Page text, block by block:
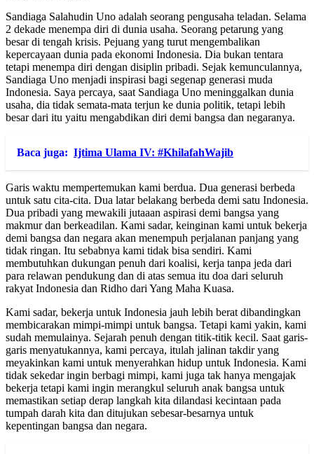
Sandiaga Salahudin Uno adalah seorang pengusaha teladan. Selama
2 dekade menempa diri di dunia usaha. Seorang petarung yang
besar di tengah krisis. Pejuang yang turut mengembalikan
kepercayaan dunia pada ekonomi Indonesia. Dia bukan tentara
tetapi menempa diri dengan disiplin pribadi. Sejak kemunculannya,
Sandiaga Uno menjadi inspirasi bagi segenap generasi muda
Indonesia. Saya percaya, saat Sandiaga Uno meninggalkan dunia
usaha, dia tidak semata-mata terjun ke dunia politik, tetapi lebih
besar dari itu yaitu mengabdikan diri demi bangsa dan negaranya.
Baca juga: Ijtima Ulama IV: #KhilafahWajib
Garis waktu mempertemukan kami berdua. Dua generasi berbeda
untuk satu cita-cita. Dua latar belakang berbeda demi satu Indonesia.
Dua pribadi yang mewakili jutaaan aspirasi demi bangsa yang
makmur dan berkeadilan. Kami sadar, keinginan kami untuk bekerja
demi bangsa dan negara akan menempuh perjalanan panjang yang
tidak ringan. Itu sebabnya kami tidak bisa sendiri. Kami
membutuhkan dukungan penuh dari koalisi, kerja tanpa jeda dari
para relawan pendukung dan di atas semua itu doa dari seluruh
rakyat Indonesia dan Ridho dari Yang Maha Kuasa.
Kami sadar, bekerja untuk Indonesia jauh lebih berat dibandingkan
membicarakan mimpi-mimpi untuk bangsa. Tetapi kami yakin, kami
sudah memulainya. Sejarah penuh dengan titik-titik kecil. Saat garis-
garis menyatukannya, kami percaya, itulah jalinan takdir yang
meyakinkan kami untuk menyerahkan hidup untuk Indonesia. Kami
tidak sekedar ingin berbagi mimpi, kami juga tak hanya mengajak
bekerja tetapi kami ingin merangkul seluruh anak bangsa untuk
memastikan setiap derap langkah kita dilandasi kecintaan pada
tumpah darah kita dan ditujukan sebesar-besarnya untuk
kepentingan bangsa dan negara.